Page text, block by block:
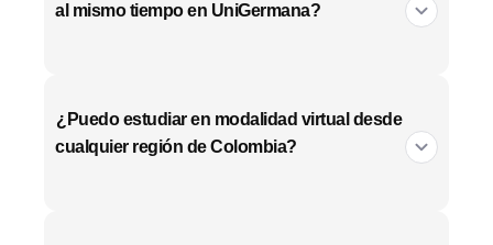
al mismo tiempo en UniGermana?
¿Puedo estudiar en modalidad virtual desde
cualquier región de Colombia?